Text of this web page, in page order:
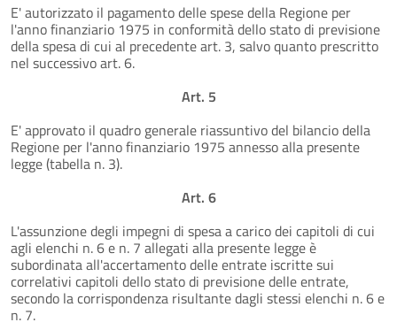
E' autorizzato il pagamento delle spese della Regione per
l'anno finanziario 1975 in conformità dello stato di previsione
della spesa di cui al precedente art. 3, salvo quanto prescritto
nel successivo art. 6.
Art. 5
E' approvato il quadro generale riassuntivo del bilancio della
Regione per l'anno finanziario 1975 annesso alla presente
legge (tabella n. 3).
Art. 6
L'assunzione degli impegni di spesa a carico dei capitoli di cui
agli elenchi n. 6 e n. 7 allegati alla presente legge è
subordinata all'accertamento delle entrate iscritte sui
correlativi capitoli dello stato di previsione delle entrate,
secondo la corrispondenza risultante dagli stessi elenchi n. 6 e
n. 7.